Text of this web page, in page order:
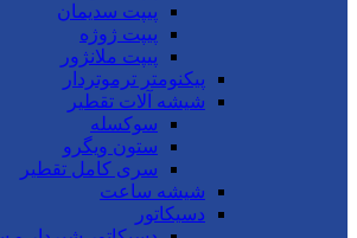
پیپت سدیمان
پیپت ژوژه
پیپت ملانژور
پیکنومتر ترموتردار
شیشه آلات تقطیر
سوکسله
ستون ویگرو
سری کامل تقطیر
شیشه ساعت
دسیکاتور